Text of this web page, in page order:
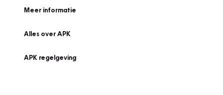
Meer informatie
Alles over APK
APK regelgeving